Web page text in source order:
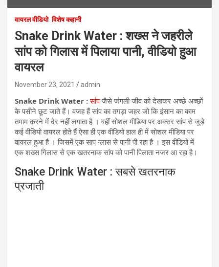
वायरल वीडियो विशेष कहानी
Snake Drink Water : शख्स ने जहरीले
सांप को गिलास में पिलाया पानी, वीडियो हुआ
वायरल
November 23, 2021 admin
Snake Drink Water : सांपजैसे जंगली जीव को देखकर अच्छे अच्छों
के पसीने छूट जाते हैं। वजह हैं सांप का तगड़ा जहर जो कि इंसान का काम
तमाम करने में देर नहीं लगाता है । वहीं सोशल मीडिया पर अक्सर सांप से जुड़े
कई वीडियो वायरल होते हैं ऐसा ही एक वीडियो हाल ही में सोशल मीडिया पर
वायरल हुआ है । जिसमें एक साप ग्लास से पानी पी रहा है । इस वीडियो में
एक शख्स गिलास से एक खतरनाक सांप को पानी पिलाता नजर आ रहा है।
Snake Drink Water : सबसे खतरनाक
प्रजाती